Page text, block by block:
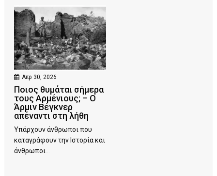
Απρ 30, 2026
Ποιος θυμάται σήμερα
τους Αρμένιους; – Ο
Άρμιν Βέγκνερ
απέναντι στη λήθη
Υπάρχουν άνθρωποι που
καταγράφουν την Ιστορία και
άνθρωποι...